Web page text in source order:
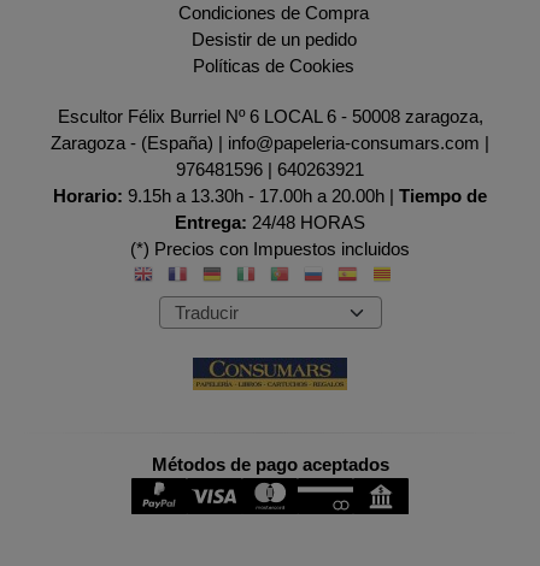
Condiciones de Compra
Desistir de un pedido
Políticas de Cookies
Escultor Félix Burriel Nº 6 LOCAL 6 - 50008 zaragoza,
Zaragoza - (España) | info@papeleria-consumars.com |
976481596 | 640263921
Horario: 9.15h a 13.30h - 17.00h a 20.00h | Tiempo de
Entrega: 24/48 HORAS
(*) Precios con Impuestos incluidos
Métodos de pago aceptados